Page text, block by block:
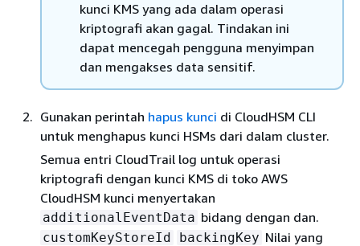
kunci KMS yang ada dalam operasi
kriptografi akan gagal. Tindakan ini
dapat mencegah pengguna menyimpan
dan mengakses data sensitif.
Gunakan perintah hapus kunci di CloudHSM CLI
untuk menghapus kunci HSMs dari dalam cluster.
Semua entri CloudTrail log untuk operasi
kriptografi dengan kunci KMS di toko AWS
CloudHSM kunci menyertakan
additionalEventData bidang dengan dan.
customKeyStoreId backingKey Nilai yang